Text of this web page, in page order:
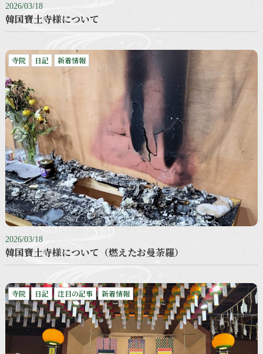
2026/03/18
韓国寶土寺様について
寺院 日記 新着情報
2026/03/18
韓国寶土寺様について（燃えたお曼荼羅）
寺院 日記 注目の記事 新着情報